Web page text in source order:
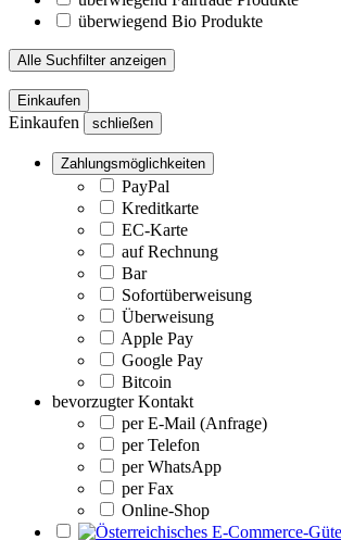
überwiegend Bio Produkte
Alle Suchfilter anzeigen
Einkaufen
Einkaufen schließen
Zahlungsmöglichkeiten
PayPal
Kreditkarte
EC-Karte
auf Rechnung
Bar
Sofortüberweisung
Überweisung
Apple Pay
Google Pay
Bitcoin
bevorzugter Kontakt
per E-Mail (Anfrage)
per Telefon
per WhatsApp
per Fax
Online-Shop